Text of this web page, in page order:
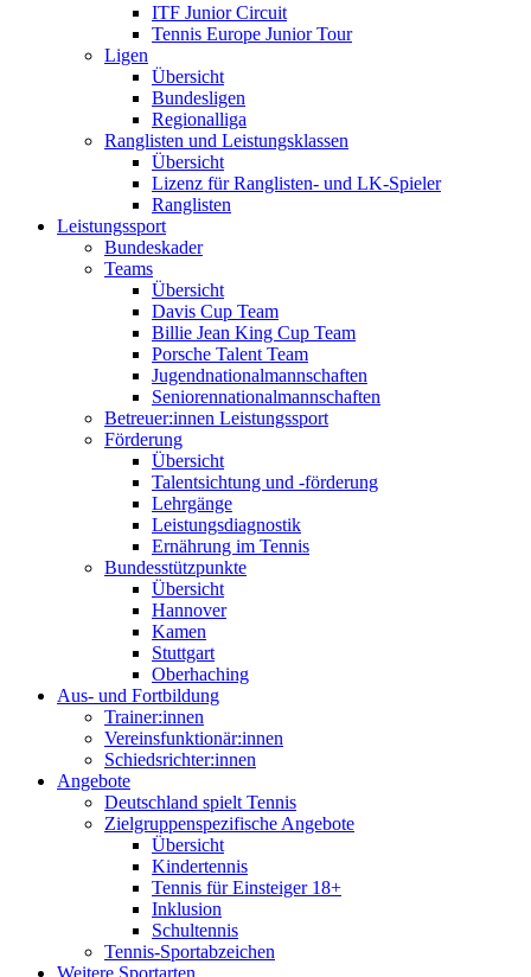
ITF Junior Circuit
Tennis Europe Junior Tour
Ligen
Übersicht
Bundesligen
Regionalliga
Ranglisten und Leistungsklassen
Übersicht
Lizenz für Ranglisten- und LK-Spieler
Ranglisten
Leistungssport
Bundeskader
Teams
Übersicht
Davis Cup Team
Billie Jean King Cup Team
Porsche Talent Team
Jugendnationalmannschaften
Seniorennationalmannschaften
Betreuer:innen Leistungssport
Förderung
Übersicht
Talentsichtung und -förderung
Lehrgänge
Leistungsdiagnostik
Ernährung im Tennis
Bundesstützpunkte
Übersicht
Hannover
Kamen
Stuttgart
Oberhaching
Aus- und Fortbildung
Trainer:innen
Vereinsfunktionär:innen
Schiedsrichter:innen
Angebote
Deutschland spielt Tennis
Zielgruppenspezifische Angebote
Übersicht
Kindertennis
Tennis für Einsteiger 18+
Inklusion
Schultennis
Tennis-Sportabzeichen
Weitere Sportarten